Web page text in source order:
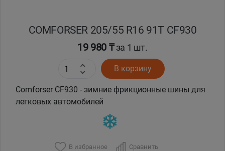
COMFORSER 205/55 R16 91T CF930
19 980 ₸за 1 шт.
В корзину
Comforser CF930 - зимние фрикционные шины для
легковых автомобилей
В избранное Сравнить
Бишкек